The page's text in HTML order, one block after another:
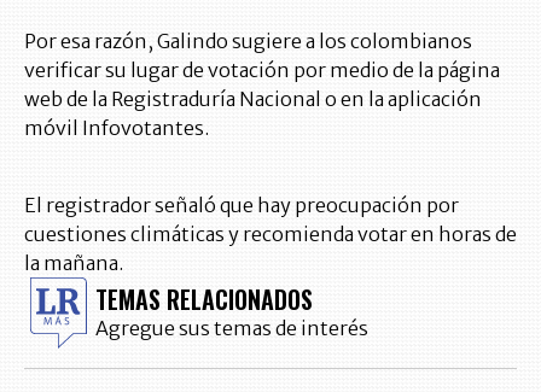
Por esa razón, Galindo sugiere a los colombianos
verificar su lugar de votación por medio de la página
web de la Registraduría Nacional o en la aplicación
móvil Infovotantes.
El registrador señaló que hay preocupación por
cuestiones climáticas y recomienda votar en horas de
la mañana.
TEMAS RELACIONADOS
Agregue sus temas de interés